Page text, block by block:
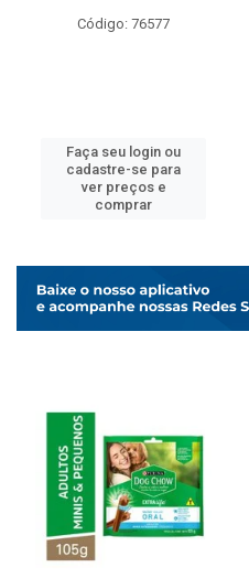
Código: 76577
Faça seu login ou
cadastre-se para
ver preços e
comprar